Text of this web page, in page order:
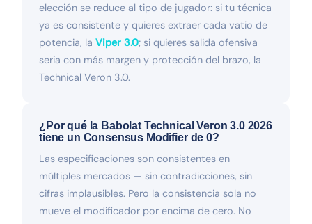
elección se reduce al tipo de jugador: si tu técnica
ya es consistente y quieres extraer cada vatio de
potencia, la Viper 3.0; si quieres salida ofensiva
seria con más margen y protección del brazo, la
Technical Veron 3.0.
¿Por qué la Babolat Technical Veron 3.0 2026
tiene un Consensus Modifier de 0?
Las especificaciones son consistentes en
múltiples mercados — sin contradicciones, sin
cifras implausibles. Pero la consistencia sola no
mueve el modificador por encima de cero. No